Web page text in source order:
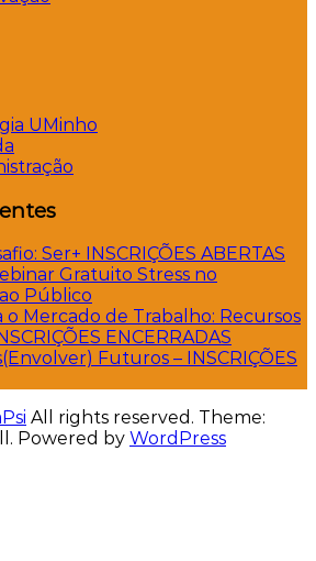
UMinho
Ser+ INSCRIÇÕES ABERTAS
Gratuito Stress no
Público
o Mercado de Trabalho: Recursos
ENCERRADAS
Futuros – INSCRIÇÕES
All rights reserved. Theme:
Powered by WordPress